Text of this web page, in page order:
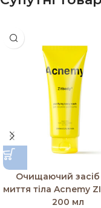
Очищаючий
миття тіла Acnemy
200 мл